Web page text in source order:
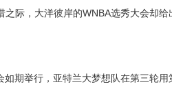
际，大洋彼岸的WNBA选秀大会却给
期举行，亚特兰大梦想队在第三轮